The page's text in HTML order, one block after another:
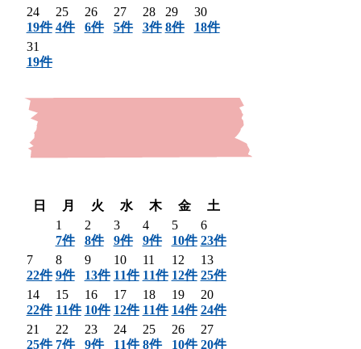
24
19件
25
4件
26
6件
27
5件
28
3件
29
8件
30
18件
31
19件
日
月 火 水 木 金
土
1
7件
2
8件
3
9件
4
9件
5
10件
6
23件
7
22件
8
9件
9
13件
10
11件
11
11件
12
12件
13
25件
14
22件
15
11件
16
10件
17
12件
18
11件
19
14件
20
24件
21
25件
22
7件
23
9件
24
11件
25
8件
26
10件
27
20件